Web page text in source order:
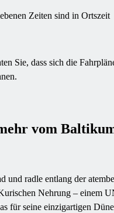
Zeiten sind in Ortszeit
Sie, dass sich die
vom
und radle entlang der
Nehrung – einem
für seine einzigartigen